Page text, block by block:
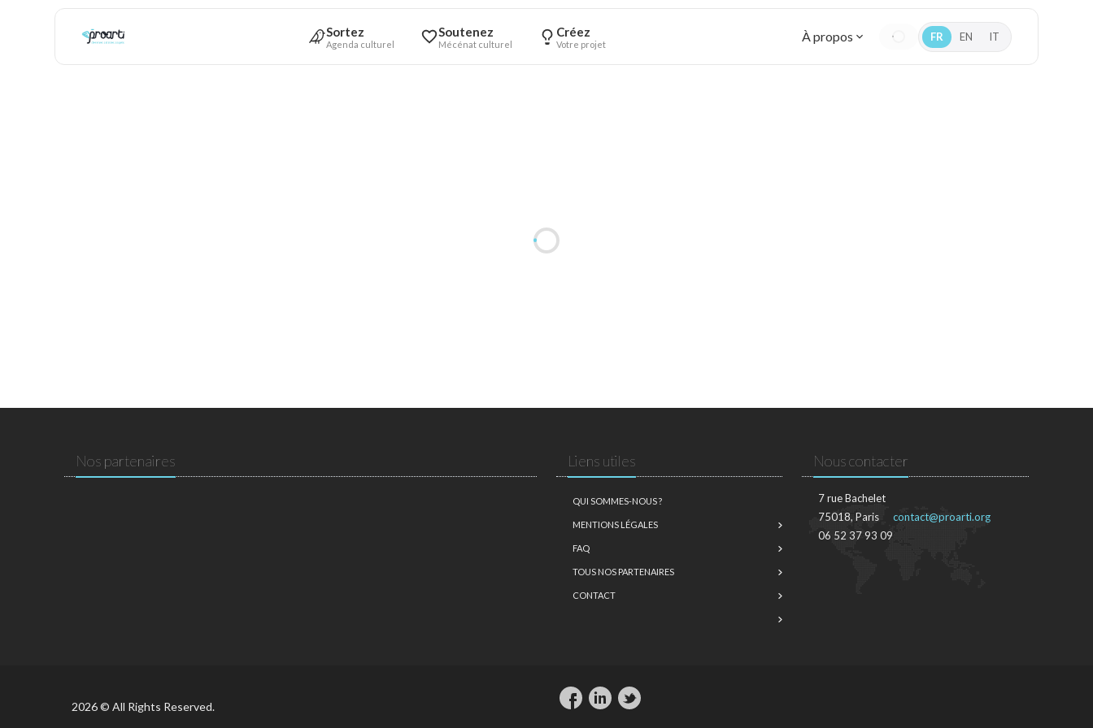
Sortez
Agenda culturel
Soutenez
Mécénat culturel
Créez
Votre projet À propos FR EN IT
Nos partenaires Liens utiles
QUI SOMMES-NOUS ?
MENTIONS LÉGALES
FAQ
TOUS NOS PARTENAIRES
CONTACT
Nous contacter
7 rue Bachelet
75018, Paris
06 52 37 93 09
contact@proarti.org
2026 © All Rights Reserved.